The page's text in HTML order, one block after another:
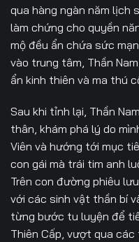
qua hàng ngàn năm lịch
làm chứng cho quyền
mộ đều ẩn chứa sức
vào trung tâm, Thần
ẩn kinh thiên và ma thú
Sau khi tỉnh lại, Thần
thân, khám phá lý do
Viên và hướng tới mục
con gái mà trái tim anh
Trên con đường phiêu
với các sinh vật thần bí
từng bước tu luyện để
Thiên Cấp, vượt qua các